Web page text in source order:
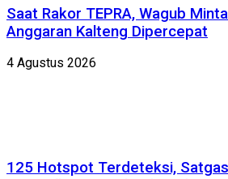
Saat Rakor TEPRA, Wagub
Anggaran Kalteng Dipercepat
4 Agustus 2026
125 Hotspot Terdeteksi,